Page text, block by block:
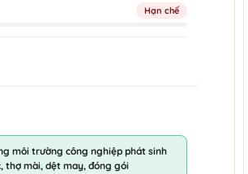
Hạn chế
môi trường công nghiệp phát sinh
thợ mài, dệt may, đóng gói